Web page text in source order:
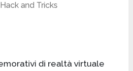
Hack and Tricks
di realtà virtuale